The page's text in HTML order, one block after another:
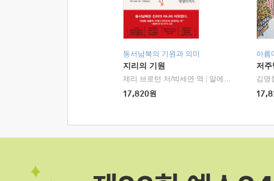
동서남북의 기원과 의미
지리의 기원
제리 브로턴 저/박세연 역
알에이치코리아(RHK)
17,820원
아름
저
김명